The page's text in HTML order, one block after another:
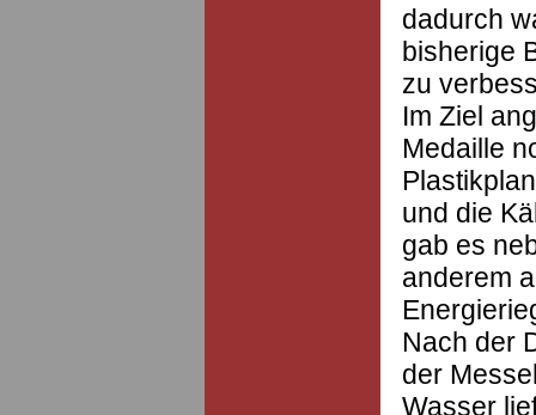
dadurch
bisherige
zu
Im Ziel
Medaille
und die
gab es
anderem
Nach der
der
Wasser